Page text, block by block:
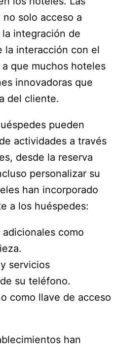
solo acceso a
integración de
la interacción con el
que muchos hoteles
innovadoras que
del cliente.
pueden
actividades a través
desde la reserva
personalizar su
han incorporado
a los huéspedes:
como
servicios
su teléfono.
como llave de acceso
han